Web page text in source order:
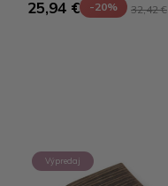
25,94 € -20% 32,42 €
Výpredaj